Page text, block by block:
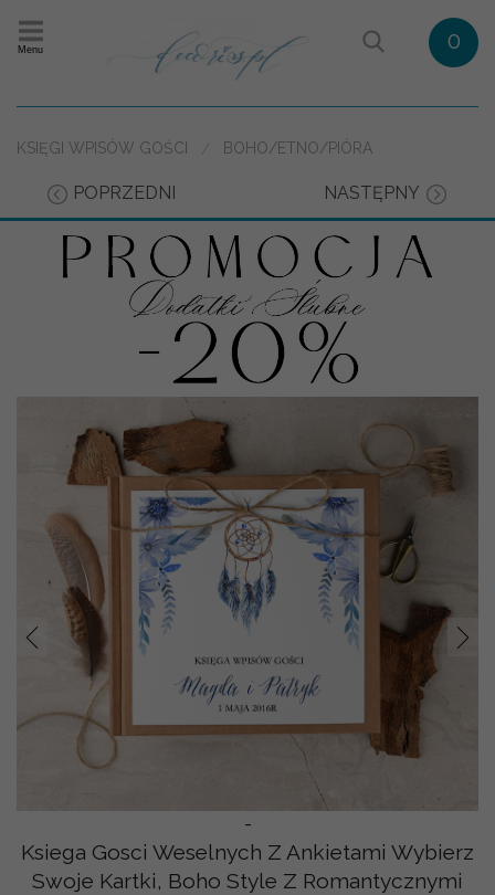
Menu 0
KSIĘGI WPISÓW GOŚCI BOHO/ETNO/PIÓRA
POPRZEDNI NASTĘPNY
-
Prev
Ksiega Gosci Weselnych Z Ankietami Wybierz
Swoje Kartki, Boho Style Z Romantycznymi